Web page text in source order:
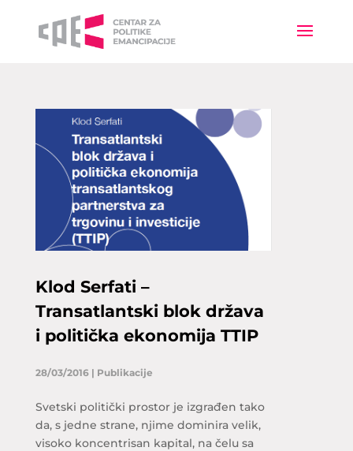
Klod Serfati –
Transatlantski blok država
i politička ekonomija TTIP
28/03/2016| Publikacije
Svetski politički prostor je izgrađen tako
da, s jedne strane, njime dominira velik,
visoko koncentrisan kapital, na čelu sa